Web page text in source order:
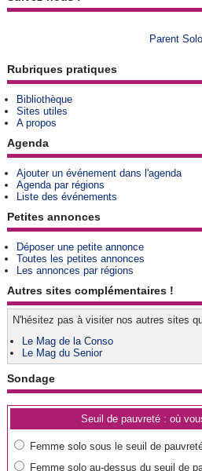
Parent Solo
Rubriques pratiques
Bibliothèque
Sites utiles
A propos
Agenda
Ajouter un événement dans l'agenda
Agenda par régions
Liste des événements
Petites annonces
Déposer une petite annonce
Toutes les petites annonces
Les annonces par régions
Autres sites complémentaires !
N'hésitez pas à visiter nos autres sites
Le Mag de la Conso
Le Mag du Senior
Sondage
Seuil de pauvreté : où
Femme solo sous le seuil de
Femme solo au-dessus du seuil de